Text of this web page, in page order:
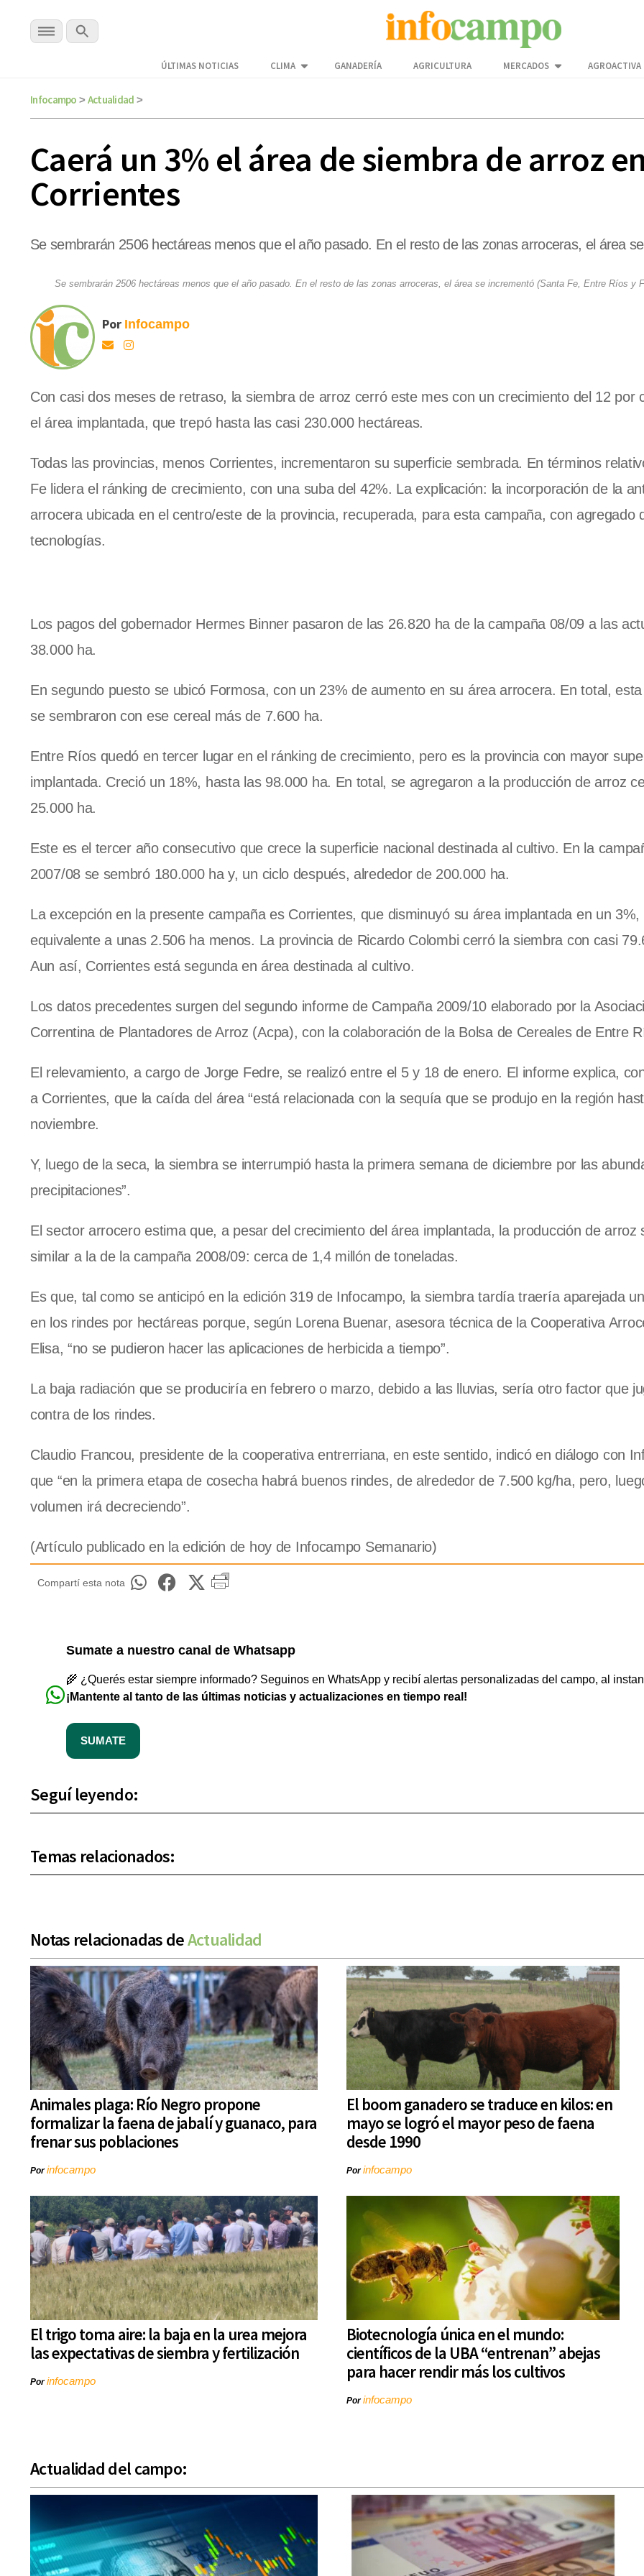
ÚLTIMAS NOTICIAS CLIMA GANADERÍA AGRICULTURA MERCADOS AGROACTIVA
Infocampo > Actualidad >
Caerá un 3% el área de siembra de arroz
Corrientes
Se sembrarán 2506 hectáreas menos que el año pasado. En el resto de las zonas arroceras, el área
Se sembrarán 2506 hectáreas menos que el año pasado. En el resto de las zonas arroceras, el área se incrementó (Santa Fe, Entre Ríos y
Por Infocampo
Con casi dos meses de retraso, la siembra de arroz cerró este mes con un crecimiento del 12 por
el área implantada, que trepó hasta las casi 230.000 hectáreas.
Todas las provincias, menos Corrientes, incrementaron su superficie sembrada. En términos
Fe lidera el ránking de crecimiento, con una suba del 42%. La explicación: la incorporación de la
arrocera ubicada en el centro/este de la provincia, recuperada, para esta campaña, con agregado
tecnologías.
Los pagos del gobernador Hermes Binner pasaron de las 26.820 ha de la campaña 08/09 a las
38.000 ha.
En segundo puesto se ubicó Formosa, con un 23% de aumento en su área arrocera. En total,
se sembraron con ese cereal más de 7.600 ha.
Entre Ríos quedó en tercer lugar en el ránking de crecimiento, pero es la provincia con mayor
implantada. Creció un 18%, hasta las 98.000 ha. En total, se agregaron a la producción de arroz
25.000 ha.
Este es el tercer año consecutivo que crece la superficie nacional destinada al cultivo. En la
2007/08 se sembró 180.000 ha y, un ciclo después, alrededor de 200.000 ha.
La excepción en la presente campaña es Corrientes, que disminuyó su área implantada en un 3%,
equivalente a unas 2.506 ha menos. La provincia de Ricardo Colombi cerró la siembra con casi
Aun así, Corrientes está segunda en área destinada al cultivo.
Los datos precedentes surgen del segundo informe de Campaña 2009/10 elaborado por la
Correntina de Plantadores de Arroz (Acpa), con la colaboración de la Bolsade Cereales de Entre
El relevamiento, a cargo de Jorge Fedre, se realizó entre el 5 y 18 de enero. El informe explica,
a Corrientes, que la caída del área “está relacionada con la sequía que se produjo en la región
noviembre.
Y, luego de la seca, la siembra se interrumpió hasta la primera semana de diciembre por las
precipitaciones”.
El sector arrocero estima que, a pesar del crecimiento del área implantada, la producción de arroz
similar a la de la campaña 2008/09: cerca de 1,4 millón de toneladas.
Es que, tal como se anticipó en la edición 319 de Infocampo, la siembra tardía traería aparejada
en los rindes por hectáreas porque, según Lorena Buenar, asesora técnica de la Cooperativa
Elisa, “no se pudieron hacer las aplicaciones de herbicida a tiempo”.
La baja radiación que se produciría en febrero o marzo, debido a las lluvias, sería otro factor que
contra de los rindes.
Claudio Francou, presidente de la cooperativa entrerriana, en este sentido, indicó en diálogo con
que “en la primera etapa de cosecha habrá buenos rindes, de alrededor de 7.500 kg/ha, pero,
volumen irá decreciendo”.
(Artículo publicado en la edición de hoy de Infocampo Semanario)
Compartí esta nota
Sumate a nuestro canal de Whatsapp
🌾 ¿Querés estar siempre informado? Seguinos en WhatsApp y recibí alertas personalizadas del campo, al
¡Mantente al tanto de las últimas noticias y actualizaciones en tiempo real!
SUMATE
Seguí leyendo:
Temas relacionados:
Notas relacionadas deActualidad
Animales plaga: Río Negro propone
formalizar la faena de jabalí y guanaco, para
frenar sus poblaciones
Porinfocampo
El boom ganadero se traduce en kilos: en
mayo se logró el mayor peso de faena
desde 1990
Porinfocampo
El trigo toma aire: la baja en la urea mejora
las expectativas de siembra y fertilización
Porinfocampo
Biotecnología única en el mundo:
científicos de la UBA “entrenan” abejas
para hacer rendir más los cultivos
Porinfocampo
Actualidad del campo: